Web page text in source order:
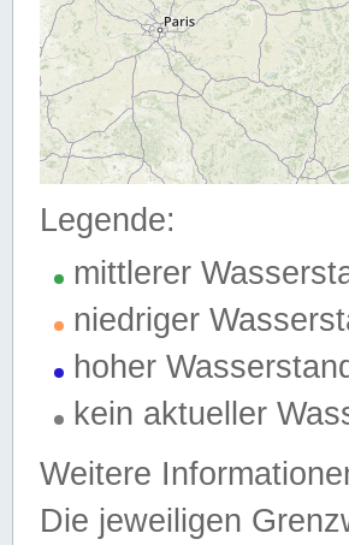
Legende:
mittlerer
niedriger
hoher
kein aktueller
Weitere
Die jeweiligen